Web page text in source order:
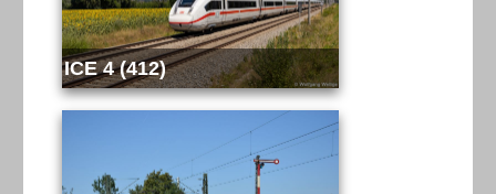
ICE 4 (412)